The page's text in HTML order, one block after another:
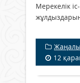
Мерекелік
12